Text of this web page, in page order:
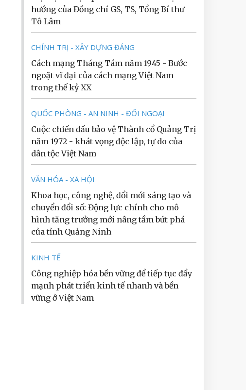
hướng của Đồng chí GS, TS, Tổng Bí thư
Tô Lâm
CHÍNH TRỊ - XÂY DỰNG ĐẢNG
Cách mạng Tháng Tám năm 1945 - Bước
ngoặt vĩ đại của cách mạng Việt Nam
trong thế kỷ XX
QUỐC PHÒNG - AN NINH - ĐỐI NGOẠI
Cuộc chiến đấu bảo vệ Thành cổ Quảng Trị
năm 1972 - khát vọng độc lập, tự do của
dân tộc Việt Nam
VĂN HÓA - XÃ HỘI
Khoa học, công nghệ, đổi mới sáng tạo và
chuyển đổi số: Động lực chính cho mô
hình tăng trưởng mới nâng tầm bứt phá
của tỉnh Quảng Ninh
KINH TẾ
Công nghiệp hóa bền vững để tiếp tục đẩy
mạnh phát triển kinh tế nhanh và bền
vững ở Việt Nam